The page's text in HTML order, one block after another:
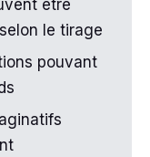
être
le tirage
pouvant